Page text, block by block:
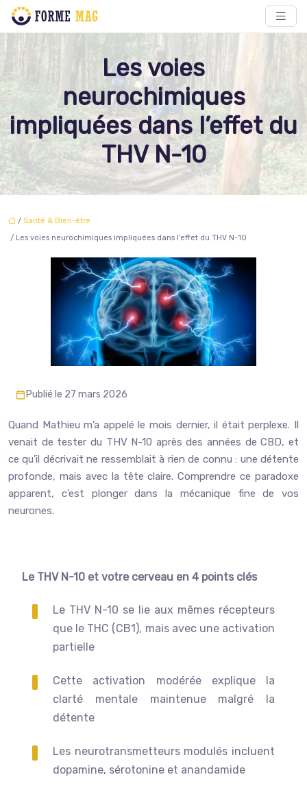
Les voies
neurochimiques
impliquées dans l’effet du
THV N-10
/ Santé & Bien-être
/ Les voies neurochimiques impliquées dans l’effet du THV N-10
Publié le 27 mars 2026
Quand Mathieu m’a appelé le mois dernier, il était perplexe. Il
venait de tester du THV N-10 après des années de CBD, et
ce qu’il décrivait ne ressemblait à rien de connu : une détente
profonde, mais avec la tête claire. Comprendre ce paradoxe
apparent, c’est plonger dans la mécanique fine de vos
neurones.
Le THV N-10 et votre cerveau en 4 points clés
Le THV N-10 se lie aux mêmes récepteurs
que le THC (CB1), mais avec une activation
partielle
Cette activation modérée explique la
clarté mentale maintenue malgré la
détente
Les neurotransmetteurs modulés incluent
dopamine, sérotonine et anandamide